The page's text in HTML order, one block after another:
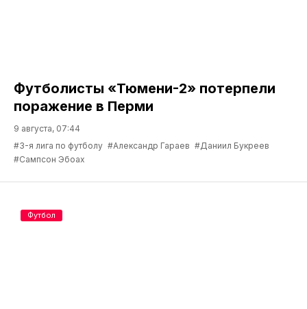
Футболисты «Тюмени-2» потерпели
поражение в Перми
9 августа, 07:44
#3-я лига по футболу #Александр Гараев #Даниил Букреев
#Сампсон Эбоах
Футбол